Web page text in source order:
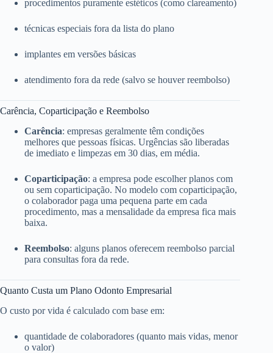
procedimentos puramente estéticos (como clareamento)
técnicas especiais fora da lista do plano
implantes em versões básicas
atendimento fora da rede (salvo se houver reembolso)
Carência, Coparticipação e Reembolso
Carência: empresas geralmente têm condições
melhores que pessoas físicas. Urgências são liberadas
de imediato e limpezas em 30 dias, em média.
Coparticipação: a empresa pode escolher planos com
ou sem coparticipação. No modelo com coparticipação,
o colaborador paga uma pequena parte em cada
procedimento, mas a mensalidade da empresa fica mais
baixa.
Reembolso: alguns planos oferecem reembolso parcial
para consultas fora da rede.
Quanto Custa um Plano Odonto Empresarial
O custo por vida é calculado com base em:
quantidade de colaboradores (quanto mais vidas, menor
o valor)